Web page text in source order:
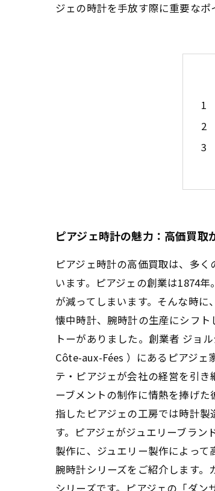
ジェの時計を手放す際に重要な
ピアジェ時計の魅力：高価買取
ピアジェ時計の高価買取は、多
います。ピアジェの創業は1874
が減ってしまいます。そんな時
懐中時計、腕時計の生産にシフ
トーがありました。創業者 ジョ
Côte-aux-Fées ）にあるピアジェ
テ・ピアジェが会社の経営を引
ーブメントの制作に情熱を捧げ
指したピアジェの工房では時計
す。ピアジェがジュエリーブラ
製作に、ジュエリー製作によっ
腕時計シリーズをご紹介します。
シリーズです。ピアジェの「ダ